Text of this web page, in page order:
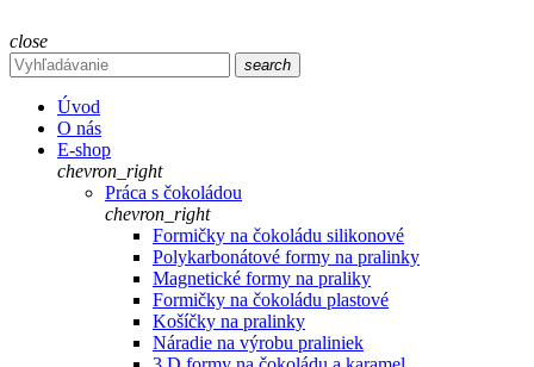
close
search
Úvod
O nás
E-shop
chevron_right
Práca s čokoládou
chevron_right
Formičky na čokoládu silikonové
Polykarbonátové formy na pralinky
Magnetické formy na praliky
Formičky na čokoládu plastové
Košíčky na pralinky
Náradie na výrobu praliniek